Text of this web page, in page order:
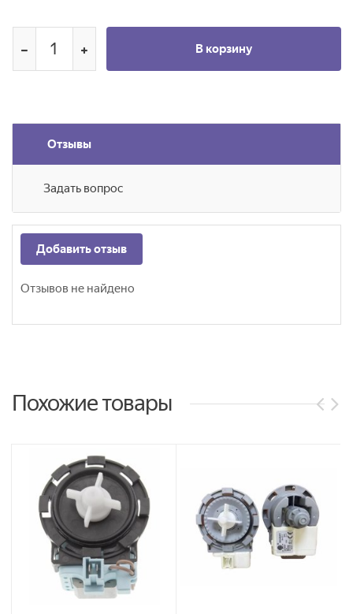
В корзину
Отзывы
Задать вопрос
Добавить отзыв
Отзывов не найдено
Похожие товары